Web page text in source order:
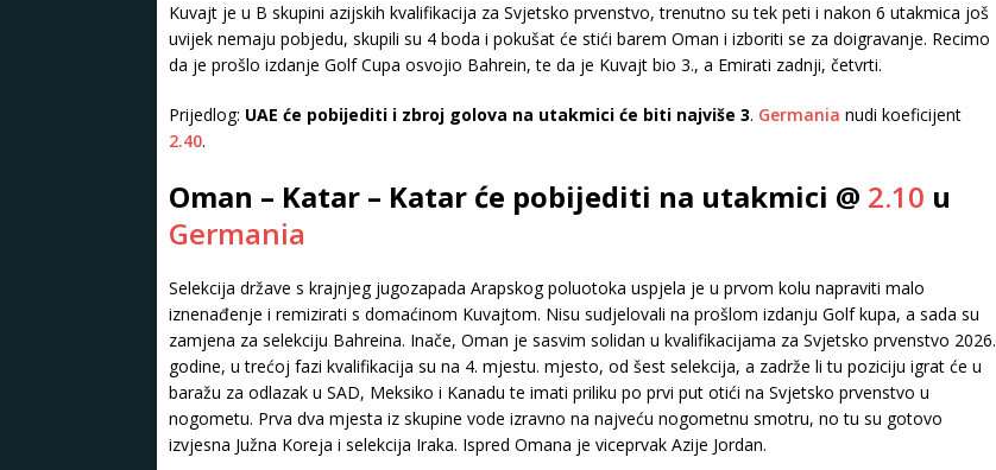
Kuvajt je u B skupini azijskih kvalifikacija za Svjetsko prvenstvo, trenutno su tek peti i nakon 6 utakmica još
uvijek nemaju pobjedu, skupili su 4 boda i pokušat će stići barem Oman i izboriti se za doigravanje. Recimo
da je prošlo izdanje Golf Cupa osvojio Bahrein, te da je Kuvajt bio 3., a Emirati zadnji, četvrti.
Prijedlog: UAE će pobijediti i zbroj golova na utakmici će biti najviše 3. Germania nudi koeficijent
2.40.
Oman – Katar – Katar će pobijediti na utakmici @ 2.10 u
Germania
Selekcija države s krajnjeg jugozapada Arapskog poluotoka uspjela je u prvom kolu napraviti malo
iznenađenje i remizirati s domaćinom Kuvajtom. Nisu sudjelovali na prošlom izdanju Golf kupa, a sada su
zamjena za selekciju Bahreina. Inače, Oman je sasvim solidan u kvalifikacijama za Svjetsko prvenstvo 2026.
godine, u trećoj fazi kvalifikacija su na 4. mjestu. mjesto, od šest selekcija, a zadrže li tu poziciju igrat će u
baražu za odlazak u SAD, Meksiko i Kanadu te imati priliku po prvi put otići na Svjetsko prvenstvo u
nogometu. Prva dva mjesta iz skupine vode izravno na najveću nogometnu smotru, no tu su gotovo
izvjesna Južna Koreja i selekcija Iraka. Ispred Omana je viceprvak Azije Jordan.